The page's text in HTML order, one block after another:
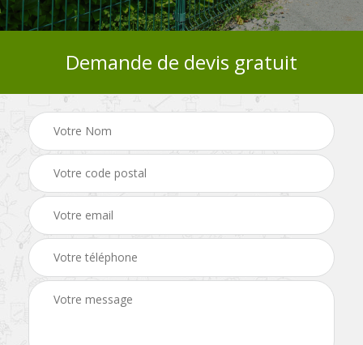
Demande de devis gratuit